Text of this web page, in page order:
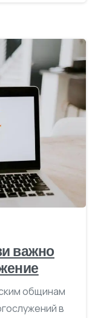
важно
общинам
в